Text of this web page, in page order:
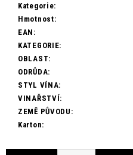
Kategorie:
Hmotnost:
EAN :
KATEGORIE:
OBLAST:
ODRŮDA:
STYL VÍNA:
VINAŘSTVÍ:
ZEMĚ PŮVODU :
Karton:
o
p
o
u
u
e
m